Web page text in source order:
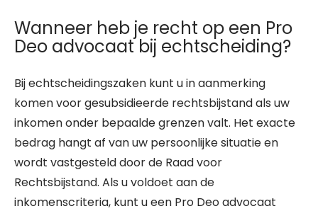
Wanneer heb je recht op een Pro
Deo advocaat bij echtscheiding?
Bij echtscheidingszaken kunt u in aanmerking
komen voor gesubsidieerde rechtsbijstand als uw
inkomen onder bepaalde grenzen valt. Het exacte
bedrag hangt af van uw persoonlijke situatie en
wordt vastgesteld door de Raad voor
Rechtsbijstand. Als u voldoet aan de
inkomenscriteria, kunt u een Pro Deo advocaat